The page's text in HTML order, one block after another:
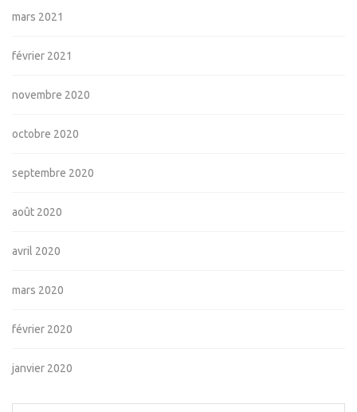
mars 2021
février 2021
novembre 2020
octobre 2020
septembre 2020
août 2020
avril 2020
mars 2020
février 2020
janvier 2020